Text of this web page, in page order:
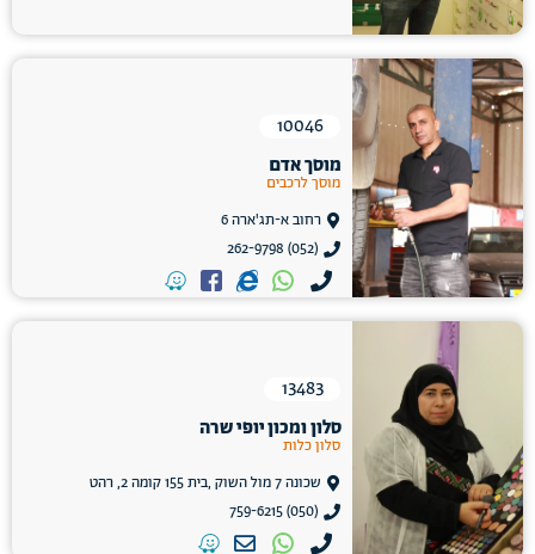
10046
מוסך אדם
מוסך לרכבים
רחוב א-תג'ארה 6
(052) 262-9798
13483
סלון ומכון יופי שרה
סלון כלות
שכונה 7 מול השוק ,בית 155 קומה 2, רהט
(050) 759-6215